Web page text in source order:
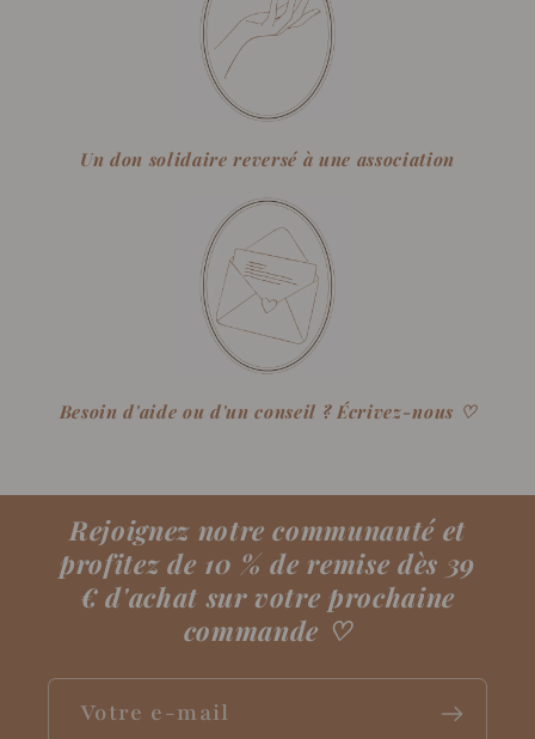
Un don solidaire reversé à une association
Besoin d'aide ou d'un conseil ? Écrivez-nous ♡
Rejoignez notre communauté et
profitez de 10 % de remise dès 39
€ d'achat sur votre prochaine
commande ♡
Votre e-mail